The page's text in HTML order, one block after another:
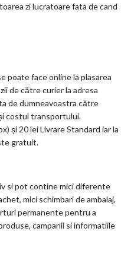
zi lucratoare fata de cand
poate face online la plasarea
de către curier la adresa
de dumneavoastra către
costul transportului.
și 20 lei Livrare Standard iar la
gratuit.
si pot contine mici diferente
mici schimbari de ambalaj,
permanente pentru a
campanii si informatiile